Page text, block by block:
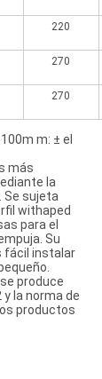
220
270
270
m: ± el
más
la
Se sujeta
withaped
para el
Su
fácil instalar
produce
la norma de
productos